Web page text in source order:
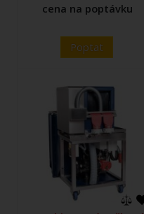
cena na poptávku
Poptat